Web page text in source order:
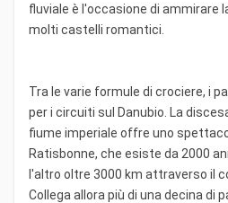
fluviale è l'occasione di ammirare
molti castelli romantici.
Tra le varie formule di crociere, i
per i circuiti sul Danubio. La
fiume imperiale offre uno
Ratisbonne, che esiste da 2000
l'altro oltre 3000 km attraverso il
Collega allora più di una decina di